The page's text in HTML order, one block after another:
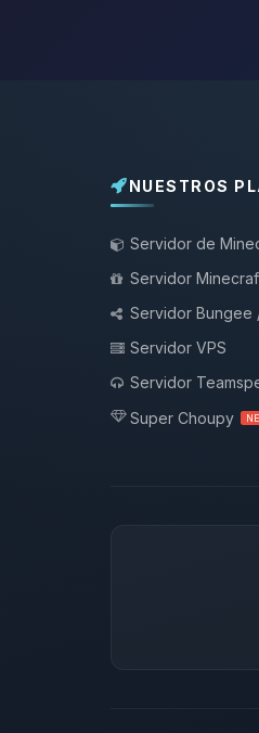
NUESTROS
Servidor de
Servidor
Servidor Bungee
Servidor VPS
Servidor
Super Choupy